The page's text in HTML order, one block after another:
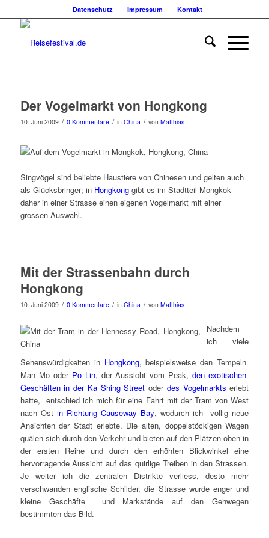
Datenschutz Impressum Kontakt
Der Vogelmarkt von Hongkong
10. Juni 2009 / 0 Kommentare / in China / von Matthias
Singvögel sind beliebte Haustiere von Chinesen und gelten auch
als Glücksbringer; in Hongkonggibt es im Stadtteil Mongkok
daher in einer Strasse einen eigenen Vogelmarkt mit einer
grossen Auswahl.
Mit der Strassenbahn durch
Hongkong
10. Juni 2009 / 0 Kommentare / in China / von Matthias
Nachdem
ich viele
Sehenswürdigkeiten in Hongkong, beispielsweise den Tempeln
Man Mo oder Po Lin, der Aussicht vom Peak,den exotischen
Geschäften in der Ka Shing Street oder des Vogelmarktserlebt
hatte, entschied ich mich für eine Fahrt mit der Tram von West
nach Ost in Richtung Causeway Bay, wodurch ich völlig neue
Ansichten der Stadt erlebte. Die alten, doppelstöckigen Wagen
quälen sich durch den Verkehr und bieten auf den Plätzen oben in
der ersten Reihe und durch den erhöhten Blickwinkel eine
hervorragende Aussicht auf das quirlige Treiben in den Strassen.
Je weiter ich die zentralen Distrikte verliess, desto mehr
verschwanden englische Schilder, die Strasse wurde enger und
kleine Geschäfte und Markstände auf den Gehwegen
bestimmten das Bild.